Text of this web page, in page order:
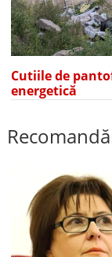
Cutiile de
energetică